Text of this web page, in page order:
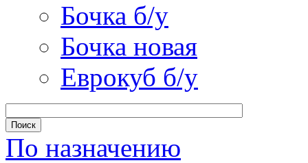
Бочка б/у
Бочка новая
Еврокуб б/у
По назначению